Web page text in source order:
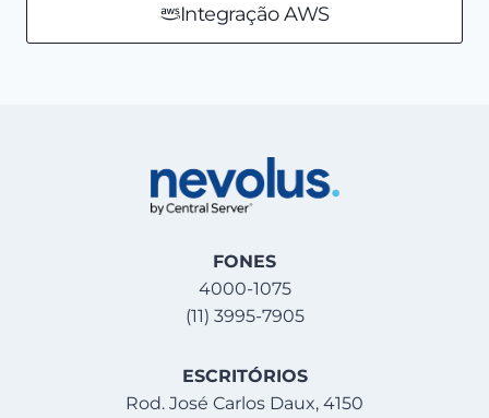
Integração AWS
FONES
4000-1075
(11) 3995-7905
ESCRITÓRIOS
Rod. José Carlos Daux, 4150